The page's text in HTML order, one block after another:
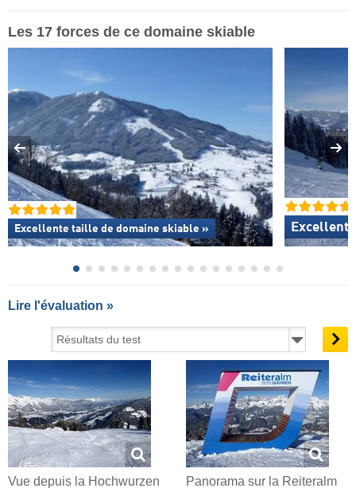
Les 17 forces de ce domaine skiable
Excellente taille de domaine skiable » Excellente
Lire l'évaluation »
Vue depuis la Hochwurzen
Panorama sur la Reiteralm